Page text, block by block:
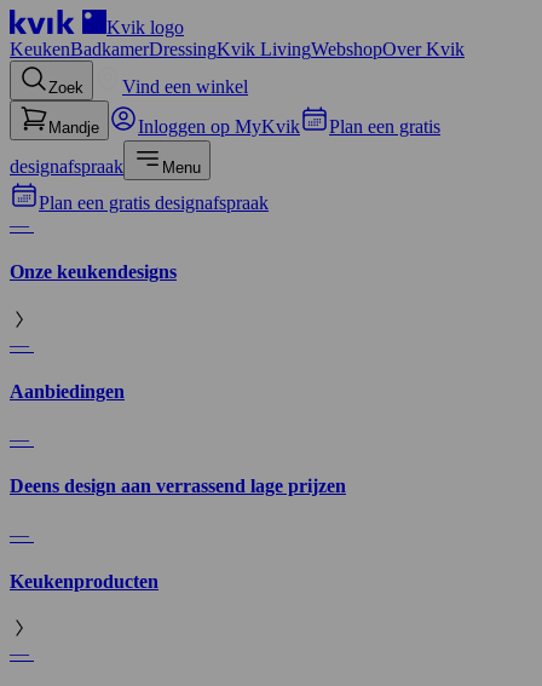
Kvik logo
KeukenBadkamerDressingKvik LivingWebshopOver Kvik
Zoek Vind een winkel
Mandje Inloggen op MyKvik
Plan een gratis
designafspraak
Menu
Plan een gratis designafspraak
—
Onze keukendesigns
—
Aanbiedingen
—
Deens design aan verrassend lage prijzen
—
Keukenproducten
—